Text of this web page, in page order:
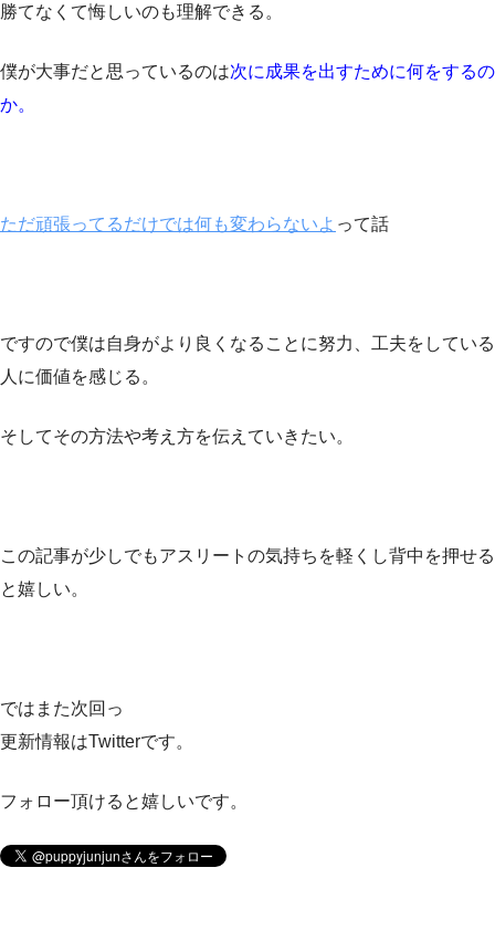
勝てなくて悔しいのも理解できる。
僕が大事だと思っているのは次に成果を出すために何をするの
か。
ただ頑張ってるだけでは何も変わらないよ って話
ですので僕は自身がより良くなることに努力、工夫をしている
人に価値を感じる。
そしてその方法や考え方を伝えていきたい。
この記事が少しでもアスリートの気持ちを軽くし背中を押せる
と嬉しい。
ではまた次回っ
更新情報はTwitterです。
フォロー頂けると嬉しいです。